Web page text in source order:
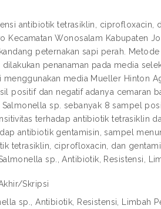
antibiotik tetrasiklin, ciprofloxacin,
Kecamatan Wonosalam Kabupaten
peternakan sapi perah.
penanaman pada media
media Mueller Hinton
positif dan negatif adanya cemaran
sp. sebanyak 8 sampel
terhadap antibiotik tetrasiklin
antibiotik gentamisin, sampel
tetrasiklin, ciprofloxacin, dan
sp., Antibiotik, Resistensi,
Skripsi
sp., Antibiotik, Resistensi, Limbah